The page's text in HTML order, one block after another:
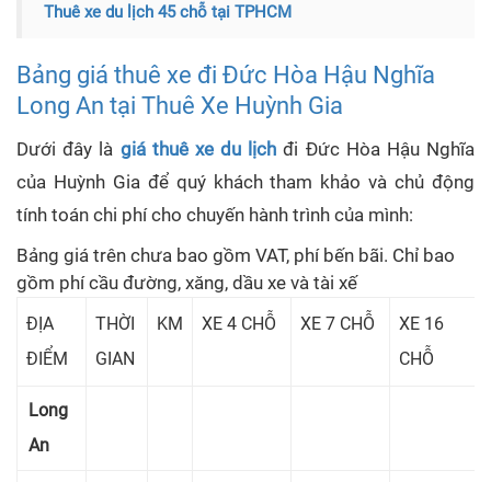
Thuê xe du lịch 45 chỗ tại TPHCM
Bảng giá thuê xe đi Đức Hòa Hậu Nghĩa
Long An tại Thuê Xe Huỳnh Gia
Dưới đây là giá thuê xe du lịch đi Đức Hòa Hậu Nghĩa
của Huỳnh Gia để quý khách tham khảo và chủ động
tính toán chi phí cho chuyến hành trình của mình:
Bảng giá trên chưa bao gồm VAT, phí bến bãi. Chỉ bao
gồm phí cầu đường, xăng, dầu xe và tài xế
ĐỊA
ĐIỂM
THỜI
GIAN
KM XE 4 CHỖ XE 7 CHỖ
XE 16
CHỖ
Long
An